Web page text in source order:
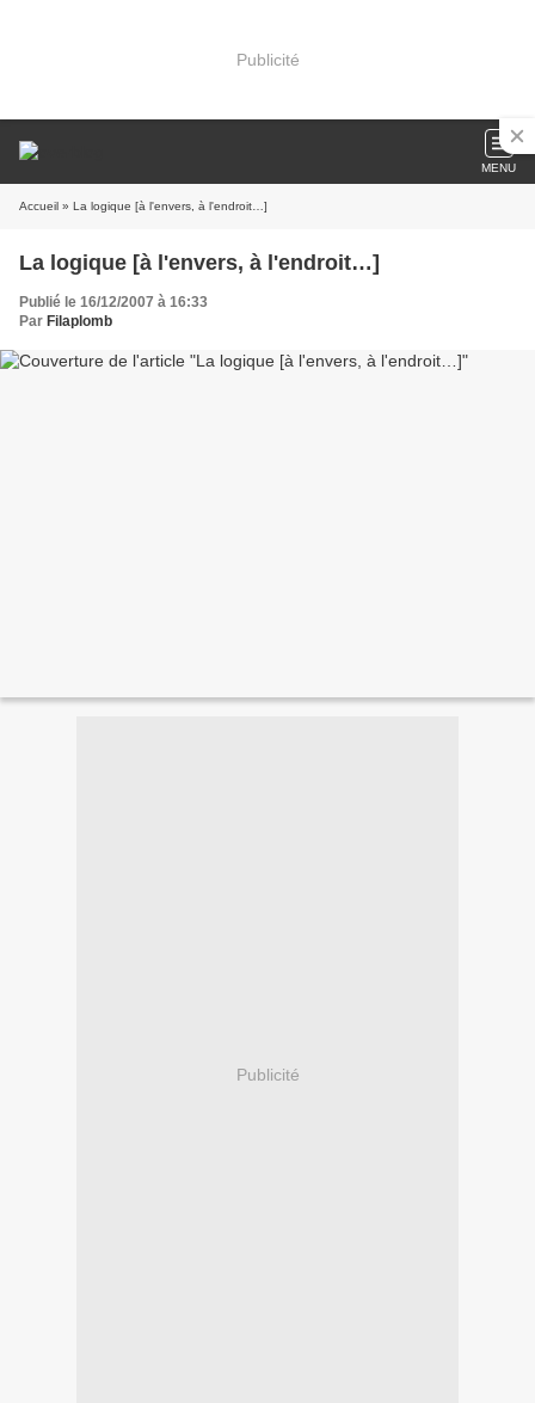
Publicité
MENU
Accueil » La logique [à l'envers, à l'endroit…]
La logique [à l'envers, à l'endroit…]
Publié le 16/12/2007 à 16:33
Par Filaplomb
Publicité